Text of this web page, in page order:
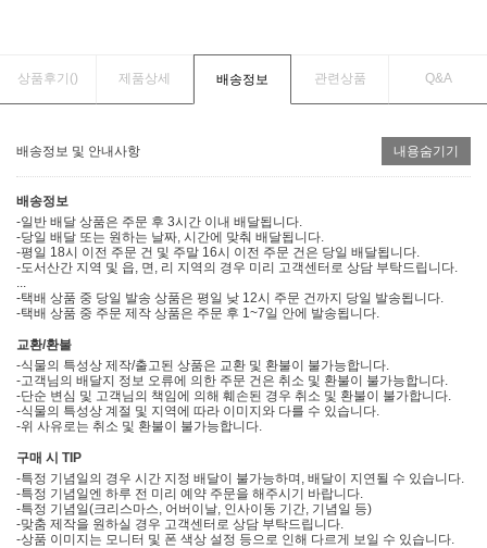
상품후기() 제품상세 배송정보 관련상품 Q&A
배송정보 및 안내사항 내용숨기기
배송정보
-일반 배달 상품은 주문 후 3시간 이내 배달됩니다.
-당일 배달 또는 원하는 날짜, 시간에 맞춰 배달됩니다.
-평일 18시 이전 주문 건 및 주말 16시 이전 주문 건은 당일 배달됩니다.
-도서산간 지역 및 읍, 면, 리 지역의 경우 미리 고객센터로 상담 부탁드립니다.
-택배 상품 중 당일 발송 상품은 평일 낮 12시 주문 건까지 당일 발송됩니다.
-택배 상품 중 주문 제작 상품은 주문 후 1~7일 안에 발송됩니다.
교환/환불
-식물의 특성상 제작/출고된 상품은 교환 및 환불이 불가능합니다.
-고객님의 배달지 정보 오류에 의한 주문 건은 취소 및 환불이 불가능합니다.
-단순 변심 및 고객님의 책임에 의해 훼손된 경우 취소 및 환불이 불가합니다.
-식물의 특성상 계절 및 지역에 따라 이미지와 다를 수 있습니다.
-위 사유로는 취소 및 환불이 불가능합니다.
구매 시 TIP
-특정 기념일의 경우 시간 지정 배달이 불가능하며, 배달이 지연될 수 있습니다.
-특정 기념일엔 하루 전 미리 예약 주문을 해주시기 바랍니다.
-특정 기념일(크리스마스, 어버이날, 인사이동 기간, 기념일 등)
-맞춤 제작을 원하실 경우 고객센터로 상담 부탁드립니다.
-상품 이미지는 모니터 및 폰 색상 설정 등으로 인해 다르게 보일 수 있습니다.